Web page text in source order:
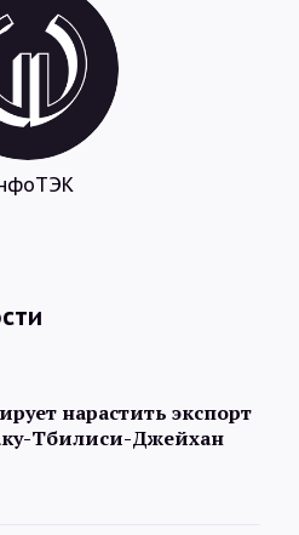
нарастить экспорт
Тбилиси-Джейхан